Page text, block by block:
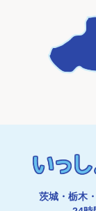
茨城・栃木